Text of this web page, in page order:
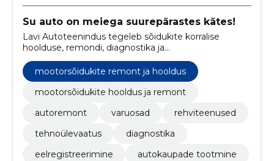
Su auto on meiega suurepärastes kätes!
Lavi Autoteenindus tegeleb sõidukite korralise
hoolduse, remondi, diagnostika ja
tehnoülevaatusega, lisaks pakub autodele varuosi.
mootorsõidukite remont ja hooldus
mootorsõidukite hooldus ja remont
autoremont
varuosad
rehviteenused
tehnoülevaatus
diagnostika
eelregistreerimine
autokaupade tootmine